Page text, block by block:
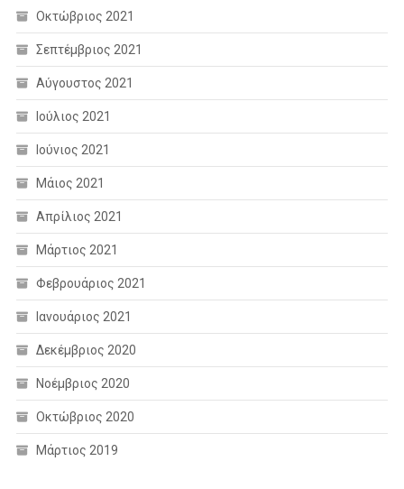
Οκτώβριος 2021
Σεπτέμβριος 2021
Αύγουστος 2021
Ιούλιος 2021
Ιούνιος 2021
Μάιος 2021
Απρίλιος 2021
Μάρτιος 2021
Φεβρουάριος 2021
Ιανουάριος 2021
Δεκέμβριος 2020
Νοέμβριος 2020
Οκτώβριος 2020
Μάρτιος 2019